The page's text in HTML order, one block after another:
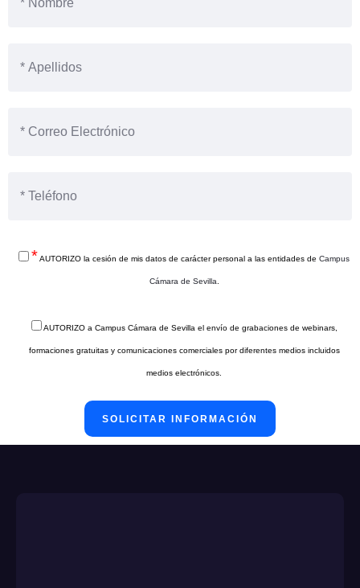
*AUTORIZO la cesión de mis datos de carácter personal a las entidades de Campus
Cámara de Sevilla.
AUTORIZO a Campus Cámara de Sevilla el envío de grabaciones de webinars,
formaciones gratuitas y comunicaciones comerciales por diferentes medios incluidos
medios electrónicos.